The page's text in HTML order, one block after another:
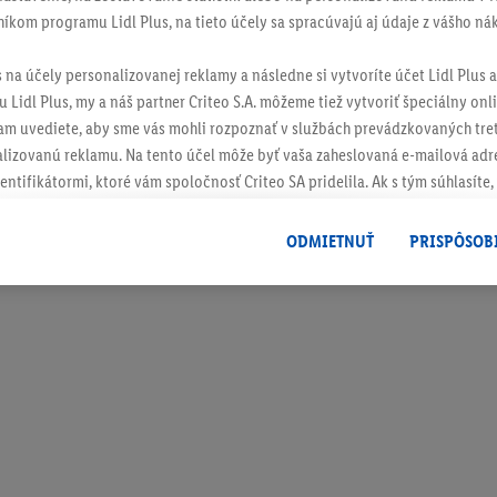
akýchkoľvek otázok o ponukách spoločnosti
051 v pracovných dňoch medzi 9:00 a 16:00 alebo
otázok k Lidl Plus aplikácii, prosím, kontaktujte nás
programu Lidl Plus, na tieto účely sa spracúvajú aj údaje z vášho
účely personalizovanej reklamy a následne si vytvoríte účet Lidl Plus
Lidl Plus, my a náš partner Criteo S.A. môžeme tiež vytvoriť špeciálny
uvediete, aby sme vás mohli rozpoznať v službách prevádzkovaných
reklamu. Na tento účel môže byť vaša zaheslovaná e-mailová
ktoré vám spoločnosť Criteo SA pridelila. Ak s tým súhlasíte,
nie jeho zakúpením), sa môžu zobrazovať aj na rôznych zariadeniach a
možno priradiť niekoľko koncových zariadení alebo používanie
e-mailovej adresy a prípadne ďalších identifikátorov/
ODMIETNUŤ